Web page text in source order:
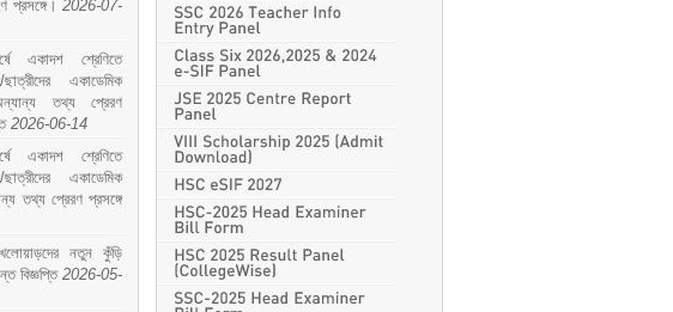
প্রসঙ্গে। 2026-07-
একাদশ শ্রেণিতে
একাডেমিক
তথ্য প্রেরণ
2026-06-14
একাদশ শ্রেণিতে
একাডেমিক
তথ্য প্রেরণ প্রসঙ্গে
নতুন কুঁড়ি
বিজ্ঞপ্তি 2026-05-